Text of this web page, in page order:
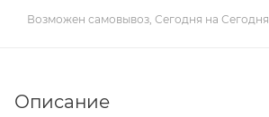
Возможен самовывоз, Сегодня на Сегодня.
Описание